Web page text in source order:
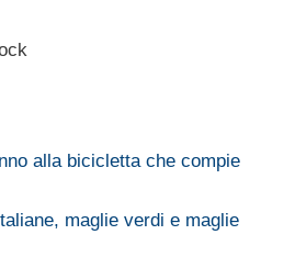
alla bicicletta che compie
maglie verdi e maglie